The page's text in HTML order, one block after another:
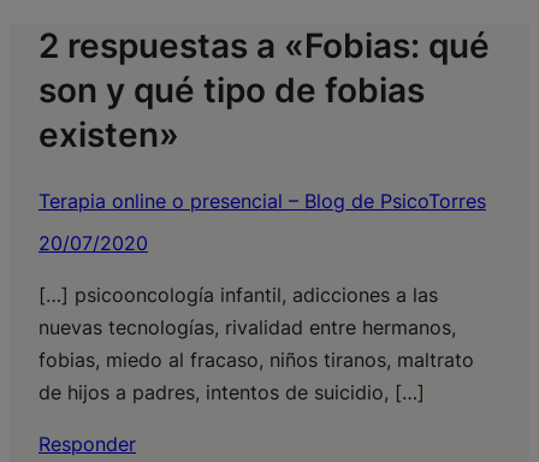
2 respuestas a «Fobias: qué
son y qué tipo de fobias
existen»
Terapia online o presencial – Blog de PsicoTorres
20/07/2020
[…] psicooncología infantil, adicciones a las
nuevas tecnologías, rivalidad entre hermanos,
fobias, miedo al fracaso, niños tiranos, maltrato
de hijos a padres, intentos de suicidio, […]
Responder